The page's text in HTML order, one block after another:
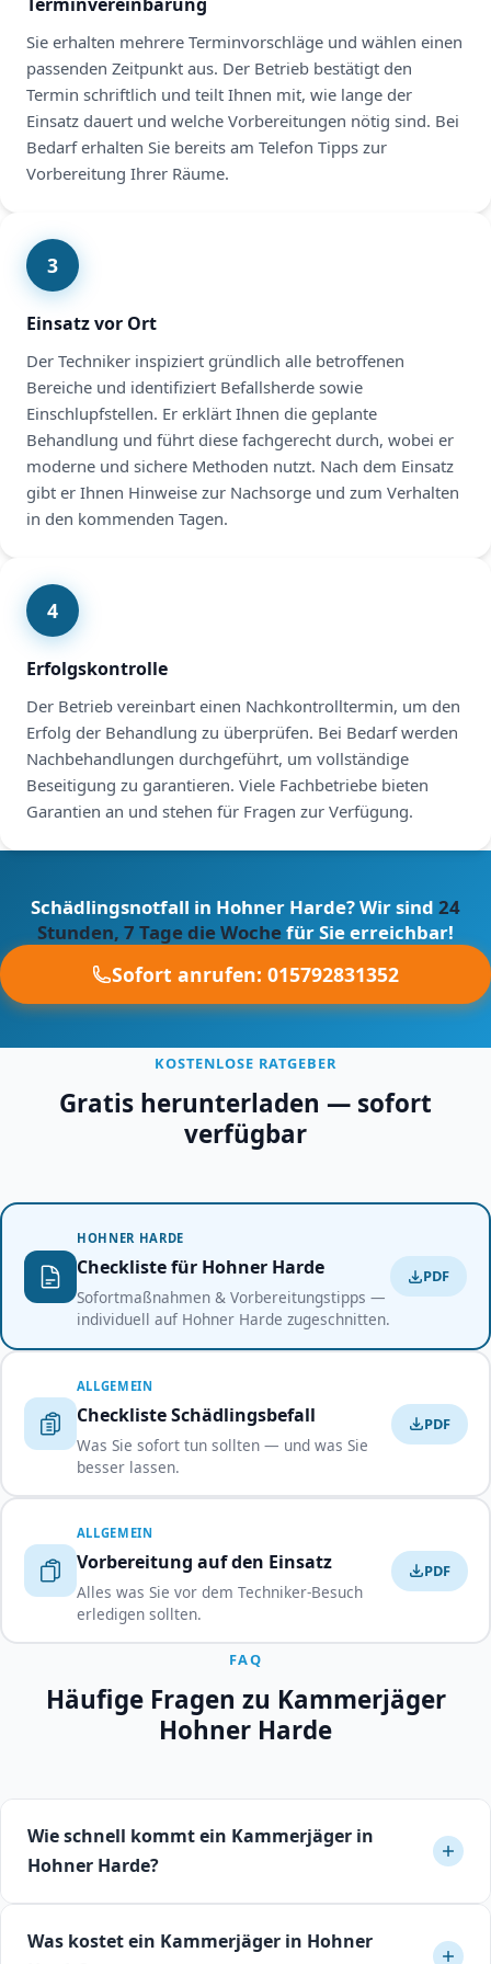
Sie erhalten mehrere Terminvorschläge und wählen einen
passenden Zeitpunkt aus. Der Betrieb bestätigt den
Termin schriftlich und teilt Ihnen mit, wie lange der
Einsatz dauert und welche Vorbereitungen nötig sind. Bei
Bedarf erhalten Sie bereits am Telefon Tipps zur
Vorbereitung Ihrer Räume.
3
Einsatz vor Ort
Der Techniker inspiziert gründlich alle betroffenen
Bereiche und identifiziert Befallsherde sowie
Einschlupfstellen. Er erklärt Ihnen die geplante
Behandlung und führt diese fachgerecht durch, wobei er
moderne und sichere Methoden nutzt. Nach dem Einsatz
gibt er Ihnen Hinweise zur Nachsorge und zum Verhalten
in den kommenden Tagen.
4
Erfolgskontrolle
Der Betrieb vereinbart einen Nachkontrolltermin, um den
Erfolg der Behandlung zu überprüfen. Bei Bedarf werden
Nachbehandlungen durchgeführt, um vollständige
Beseitigung zu garantieren. Viele Fachbetriebe bieten
Garantien an und stehen für Fragen zur Verfügung.
Schädlingsnotfall in Hohner Harde? Wir sind 24
Stunden, 7 Tage die Wochefür Sie erreichbar!
Sofort anrufen: 015792831352
KOSTENLOSE RATGEBER
Gratis herunterladen — sofort
verfügbar
HOHNER HARDE
Checkliste für Hohner Harde
Sofortmaßnahmen & Vorbereitungstipps —
individuell auf Hohner Harde zugeschnitten.
PDF
ALLGEMEIN
Checkliste Schädlingsbefall
Was Sie sofort tun sollten — und was Sie
besser lassen.
PDF
ALLGEMEIN
Vorbereitung auf den Einsatz
Alles was Sie vor dem Techniker-Besuch
erledigen sollten.
PDF
FAQ
Häufige Fragen zu Kammerjäger
Hohner Harde
Wie schnell kommt ein Kammerjäger in
Hohner Harde?
Termine innerhalb von 24 bis 48 Stunden an. Bei
Was kostet ein Kammerjäger in Hohner